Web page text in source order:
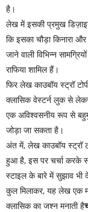
है।
लेख में इसकी प्रमुख
कि इसका चौड़ा किनारा
जाने वाली विभिन्न
राफिया शामिल हैं।
फिर लेख काउबॉय स्ट्रॉ
क्लासिक वेस्टर्न लुक से लेकर
एक अविश्वसनीय रूप से
जोड़ा जा सकता है।
अंत में, लेख काउबॉय स्ट्रॉ
हुआ है, इस पर चर्चा करके
स्टाइल के बारे में सुझाव भी
कुल मिलाकर, यह लेख एक
क्लासिक का जश्न मनाती है